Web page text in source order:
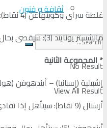
ثقافة و فنون
No Result
View All Result
غلطة سراي وكوبنهاغن (4 نقاط): لا يمكنهما ضمان التأهل أو التعرض للإقصاء في الجولة الخامسة.
مانشستر يونايتد (3): سيقصى بحال خسارته أمام غلطة سراي. سينهي دور المجموعات في المركز الرابع بحال خسارته وفوز كوبنهاغن على بايرن.
* المجموعة الثانية
إشبيلية (إسبانيا) – أيندهوفن
أرسنال (9 نقاط): سيتأهل إذا تفادى الخسارة أمام لنس أو إذا خسر أيندهوفن أمام إشبيلية. سيضمن الصدارة بحال فوزه، أو إذ تعادل وأخفق أيندهوفن بالفوز.